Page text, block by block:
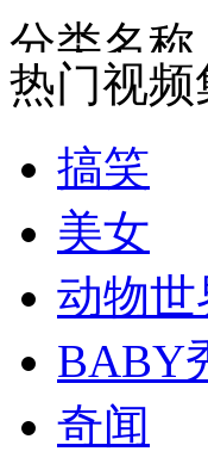
河南麻袋扛奖金"
制毒第一村:传村
黄渤李云迪等明
山西运城恶犬咬
分类名称
热门视频
搞笑
美女
动物世
BABY
奇闻